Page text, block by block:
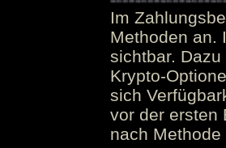
Im
Methoden an.
sichtbar.
Krypto-
sich
vor der ersten
nach